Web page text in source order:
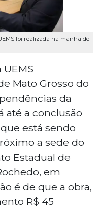
foi realizada na manhã de
Mato Grosso do
da
até a conclusão
está sendo
a sede do
Estadual de
em
é de que a obra,
R$ 45